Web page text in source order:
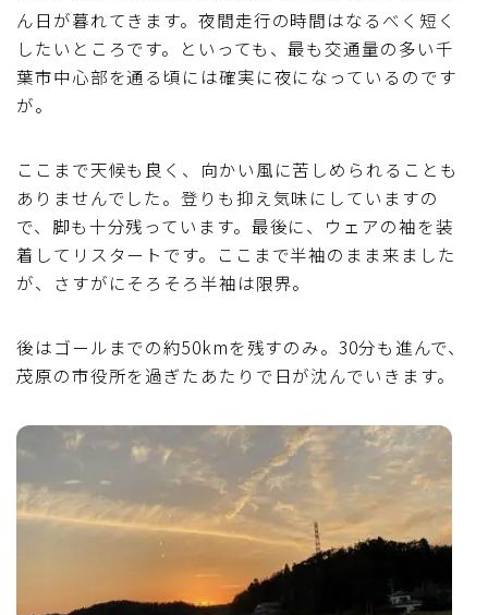
ん日が暮れてきます。夜間走行の時間はなるべく短く
したいところです。といっても、最も交通量の多い千
葉市中心部を通る頃には確実に夜になっているのです
が。
ここまで天候も良く、向かい風に苦しめられることも
ありませんでした。登りも抑え気味にしていますの
で、脚も十分残っています。最後に、ウェアの袖を装
着してリスタートです。ここまで半袖のまま来ました
が、さすがにそろそろ半袖は限界。
後はゴールまでの約50kmを残すのみ。30分も進んで、
茂原の市役所を過ぎたあたりで日が沈んでいきます。